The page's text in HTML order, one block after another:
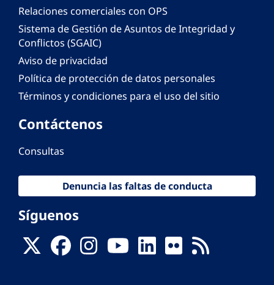
Relaciones comerciales con OPS
Sistema de Gestión de Asuntos de Integridad y
Conflictos (SGAIC)
Aviso de privacidad
Política de protección de datos personales
Términos y condiciones para el uso del sitio
Contáctenos
Consultas
Denuncia las faltas de conducta
Síguenos